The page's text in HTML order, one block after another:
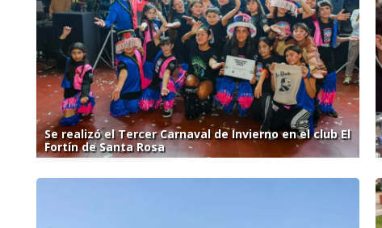
Se realizó el Tercer Carnaval de Invierno en el club El
Fortín de Santa Rosa